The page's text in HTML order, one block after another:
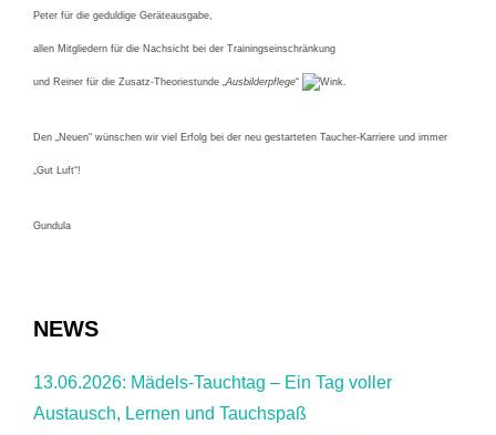
Peter für die geduldige Geräteausgabe,
allen Mitgliedern für die Nachsicht bei der Trainingseinschränkung
und Reiner für die Zusatz-Theoriestunde „Ausbilderpflege“ .
Den „Neuen“ wünschen wir viel Erfolg bei der neu gestarteten Taucher-Karriere und immer
„Gut Luft“!
Gundula
NEWS
13.06.2026: Mädels-Tauchtag – Ein Tag voller
Austausch, Lernen und Tauchspaß